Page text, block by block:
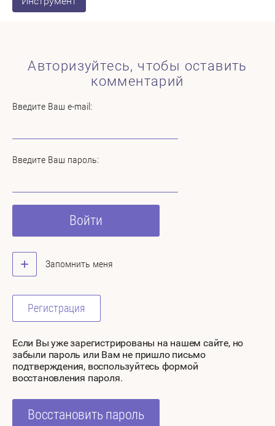
Авторизуйтесь, чтобы оставить
комментарий
Введите Ваш e-mail:
Введите Ваш пароль:
Войти
Запомнить меня
Регистрация
Если Вы уже зарегистрированы на нашем сайте, но
забыли пароль или Вам не пришло письмо
подтверждения, воспользуйтесь формой
восстановления пароля.
Восстановить пароль